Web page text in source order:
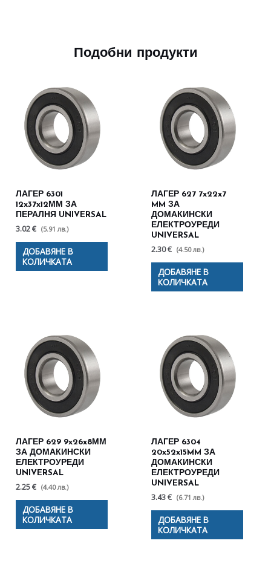
Подобни продукти
ЛАГЕР 6301
12x37x12ММ ЗА
ПЕРАЛНЯ UNIVERSAL
3.02 € (5.91 лв.)
ДОБАВЯНЕ В
КОЛИЧКАТА
ЛАГЕР 627 7x22x7
MM ЗА
ДОМАКИНСКИ
ЕЛЕКТРОУРЕДИ
UNIVERSAL
2.30 € (4.50 лв.)
ДОБАВЯНЕ В
КОЛИЧКАТА
ЛАГЕР 629 9x26x8ММ
ЗА ДОМАКИНСКИ
ЕЛЕКТРОУРЕДИ
UNIVERSAL
2.25 € (4.40 лв.)
ДОБАВЯНЕ В
КОЛИЧКАТА
ЛАГЕР 6304
20x52x15MM ЗА
ДОМАКИНСКИ
ЕЛЕКТРОУРЕДИ
UNIVERSAL
3.43 € (6.71 лв.)
ДОБАВЯНЕ В
КОЛИЧКАТА